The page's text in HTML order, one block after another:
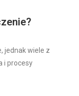
jednak wiele z
i procesy